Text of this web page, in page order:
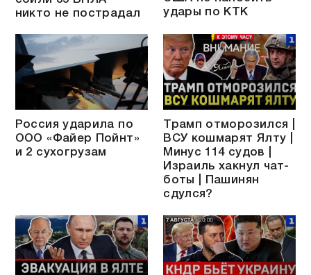
никто не пострадал
удары по КТК
Россия ударила по
ООО «Файер Пойнт»
и 2 сухогрузам
Трамп отморозился |
ВСУ кошмарят Ялту |
Минус 114 судов |
Израиль хакнул чат-
боты | Пашинян
сдулся?